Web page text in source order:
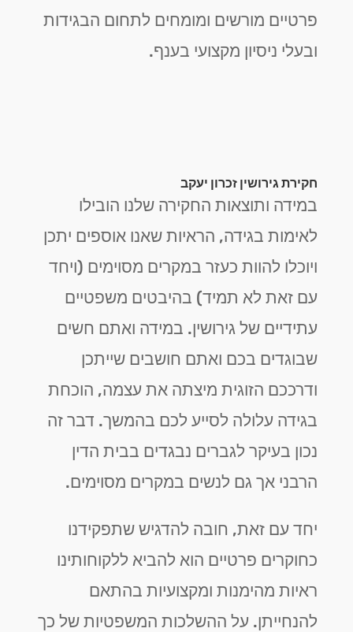
פרטיים מורשים ומומחים לתחום הבגידות
ובעלי ניסיון מקצועי בענף.
חקירת גירושין זכרון יעקב
במידה ותוצאות החקירה שלנו הובילו
לאימות בגידה, הראיות שאנו אוספים יתכן
ויוכלו להוות כעזר במקרים מסוימים (ויחד
עם זאת לא תמיד) בהיבטים משפטיים
עתידיים של גירושין. במידה ואתם חשים
שבוגדים בכם ואתם חושבים שייתכן
ודרככם הזוגית מיצתה את עצמה, הוכחת
בגידה עלולה לסייע לכם בהמשך. דבר זה
נכון בעיקר לגברים נבגדים בבית הדין
הרבני אך גם לנשים במקרים מסוימים.
יחד עם זאת, חובה להדגיש שתפקידנו
כחוקרים פרטיים הוא להביא ללקוחותינו
ראיות מהימנות ומקצועיות בהתאם
להנחייתן. על ההשלכות המשפטיות של כך